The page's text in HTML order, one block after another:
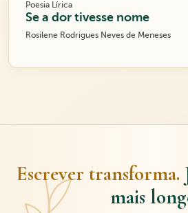
Poesia Lírica
Se a dor tivesse nome
Rosilene Rodrigues Neves de Meneses
Escrever transforma.
mais